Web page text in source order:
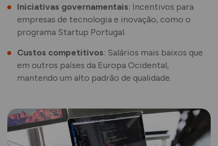
Iniciativas governamentais: Incentivos para
empresas de tecnologia e inovação, como o
programa Startup Portugal.
Custos competitivos: Salários mais baixos que
em outros países da Europa Ocidental,
mantendo um alto padrão de qualidade.